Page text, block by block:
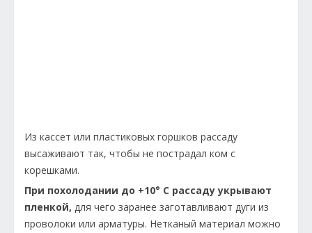
Из кассет или пластиковых горшков рассаду
высаживают так, чтобы не пострадал ком с
корешками.
При похолодании до +10° С рассаду укрывают
пленкой, для чего заранее заготавливают дуги из
проволоки или арматуры. Нетканый материал можно